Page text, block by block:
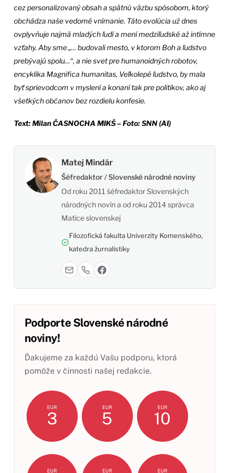
cez personalizovaný obsah a spätnú väzbu spôsobom, ktorý
obchádza naše vedomé vnímanie. Táto evolúcia už dnes
ovplyvňuje najmä mladých ľudí a mení medziľudské až intímne
vzťahy. Aby sme „… budovali mesto, v ktorom Boh a ľudstvo
prebývajú spolu…“, a nie svet pre humanoidných robotov,
encyklika Magnifica humanitas, Veľkolepé ľudstvo, by mala
byť sprievodcom v myslení a konaní tak pre politikov, ako aj
všetkých občanov bez rozdielu konfesie.
Text: Milan ČASNOCHA MIKŠ – Foto: SNN (AI)
Matej Mindár
Šéfredaktor / Slovenské národné noviny
Od roku 2011 šéfredaktor Slovenských
národných novín a od roku 2014 správca
Matice slovenskej
Filozofická fakulta Univerzity Komenského,
katedra žurnalistiky
Podporte Slovenské národné
noviny!
Ďakujeme za každú Vašu podporu, ktorá
pomôže v činnosti našej redakcie.
EUR
3
EUR
5
EUR
10
EUR EUR EUR